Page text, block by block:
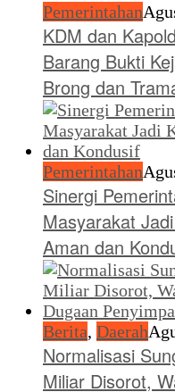
Pemerintahan
KDM dan
Barang Bukti
Brong dan
Pemerintahan
Sinergi
Masyarakat
Aman dan
Berita, Daerah
Normalisasi
Miliar Disorot,